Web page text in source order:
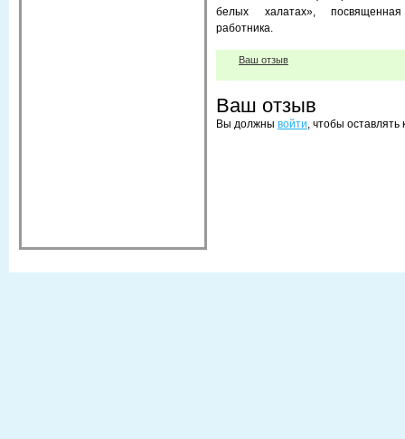
белых халатах»,
работника.
Ваш отзыв
Ваш отзыв
Вы должны войти, чтобы оставлять